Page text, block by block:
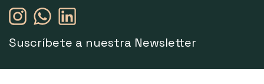
Suscríbete a nuestra Newsletter